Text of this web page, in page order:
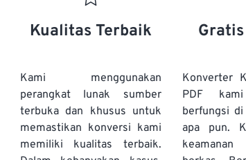
Kualitas Terbaik
Kami menggunakan
perangkat lunak sumber
terbuka dan khusus untuk
memastikan konversi kami
memiliki kualitas terbaik.
Konverter
PDF
berfungsi
apa pun.